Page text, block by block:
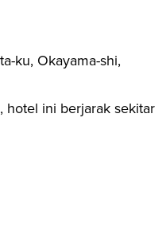
ku, Okayama-shi,
hotel ini berjarak sekitar